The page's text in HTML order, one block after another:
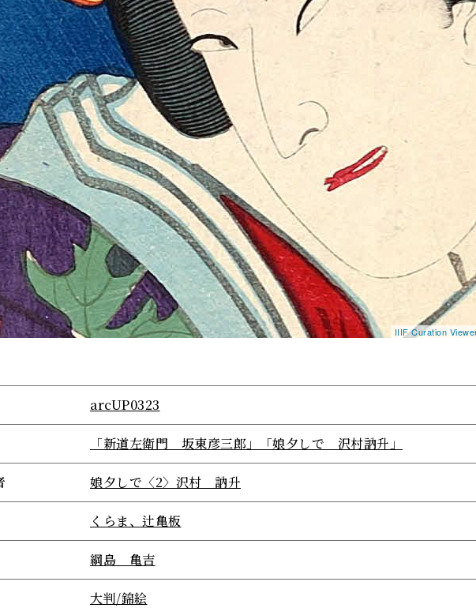
IIIF Curation
arcUP0323
「新道左衛門 坂東彦三郎」「娘夕しで 沢村訥升」
娘夕しで〈2〉沢村 訥升
くらま、辻亀板
綱島 亀吉
大判/錦絵